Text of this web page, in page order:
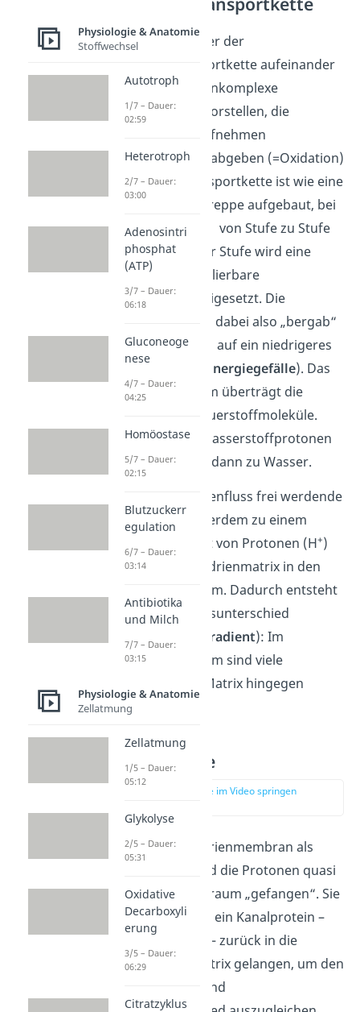
Du kannst dir unter der
Elektronentransportkette aufeinander
folgende Membrankomplexe
Redoxsysteme
) vorstellen, die
) aufnehmen
(=Reduktion) und abgeben (=Oxidation)
können. Die Transportkette ist wie eine
Art absteigende Treppe aufgebaut, bei
der die Elektronen von Stufe zu Stufe
wandern. Mit jeder Stufe wird eine
kleine und kontrollierbare
Energiemenge freigesetzt. Die
Elektronen fließen dabei also „bergab“
von einem hohem auf ein niedrigeres
Energieniveau (=
Energiegefälle). Das
letzte Redoxsystem überträgt die
Elektronen auf Sauerstoffmoleküle.
Gemeinsam mit Wasserstoffprotonen
) reagieren sie dann zu Wasser.
Die beim Elektronenfluss frei werdende
Energie führt außerdem zu einem
aktivem Transport von Protonen (H+)
aus der Mitochondrienmatrix in den
Intermembranraum. Dadurch entsteht
ein Konzentrationsunterschied
Konzentrationsgradient): Im
Intermembranraum sind viele
Protonen, in der Matrix hingegen
wenig.
Chemiosmose
zur Stelle im Video springen
Da die Mitochondrienmembran als
Barriere wirkt, sind die Protonen quasi
im Intermembranraum „gefangen“. Sie
können nur durch ein Kanalprotein –
die
ATP-Synthase
– zurück in die
Mitochondrienmatrix gelangen, um den
Konzentrations- und
Physiologie & Anatomie
Stoffwechsel
Autotroph
1/7 – Dauer:
02:59
Heterotroph
2/7 – Dauer:
03:00
Adenosintri
phosphat
(ATP)
3/7 – Dauer:
06:18
Gluconeoge
nese
4/7 – Dauer:
04:25
Homöostase
5/7 – Dauer:
02:15
Blutzuckerr
egulation
6/7 – Dauer:
03:14
Antibiotika
und Milch
7/7 – Dauer:
03:15
Physiologie & Anatomie
Zellatmung
Zellatmung
1/5 – Dauer:
05:12
Glykolyse
2/5 – Dauer:
05:31
Oxidative
Decarboxyli
erung
3/5 – Dauer:
06:29
Citratzyklus